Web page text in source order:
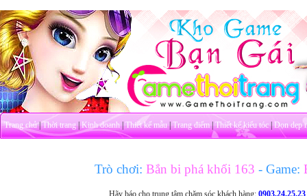
Trang chủ|Thời trang|Kinh doanh|Thiết kế mẫu|Trang điểm|Thiết kế kiểu tóc|Dọn dẹp
Trò chơi: Bắn bi phá khối 163- Game: